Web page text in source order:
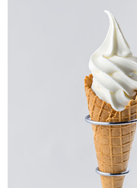
福岡ソフトバンクホークス
プラ
（別ウィンドウで開く） よく